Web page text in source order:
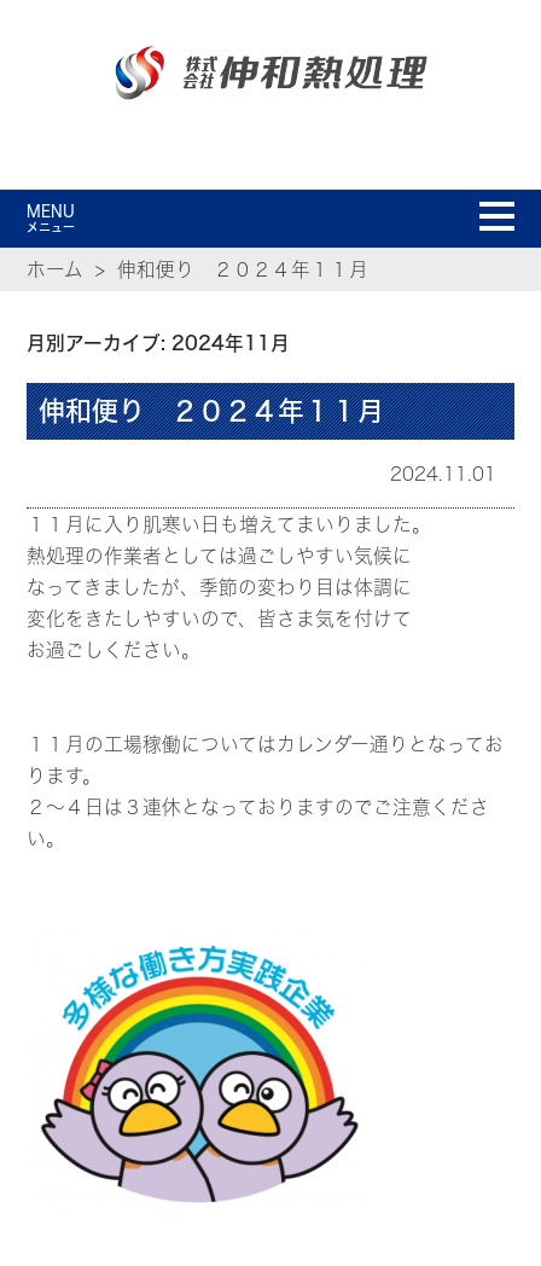
MENU
メニュー
ホーム 伸和便り ２０２４年１１月
月別アーカイブ: 2024年11月
伸和便り ２０２４年１１月
2024.11.01
１１月に入り肌寒い日も増えてまいりました。
熱処理の作業者としては過ごしやすい気候に
なってきましたが、季節の変わり目は体調に
変化をきたしやすいので、皆さま気を付けて
お過ごしください。
１１月の工場稼働についてはカレンダー通りとなってお
ります。
２～４日は３連休となっておりますのでご注意くださ
い。